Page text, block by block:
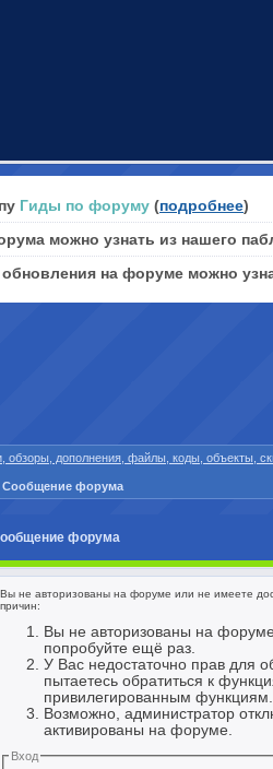
Гиды по форуму (подробнее)
можно узнать из нашего
на форуме можно
обзоры, дополнения, файлы, коды, объекты,
Сообщение форума
форума
Вы не авторизованы на форуме или не имеете
причин:
Вы не авторизованы на
попробуйте ещё раз.
У Вас недостаточно прав для
пытаетесь обратиться к
привилегированным функциям.
Возможно, администратор
активированы на форуме.
Вход